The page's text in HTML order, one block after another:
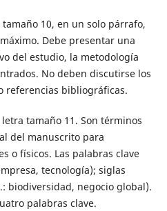
10, en un solo párrafo,
Debe presentar una
del estudio, la metodología
No deben discutirse los
referencias bibliográficas.
letra tamaño 11. Son términos
del manuscrito para
o físicos. Las palabras clave
tecnología); siglas
biodiversidad, negocio global).
palabras clave.